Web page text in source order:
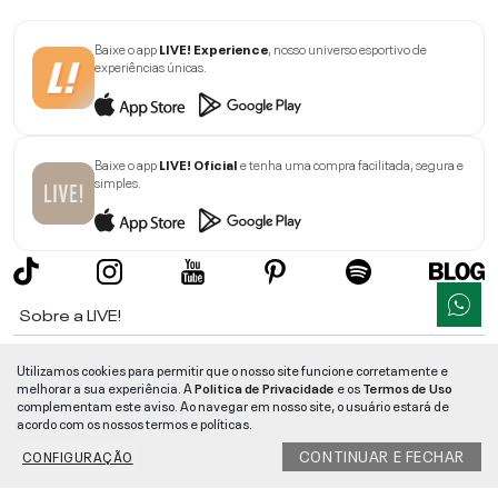
Baixe o appLIVE! Experience, nosso universo esportivo de
experiências únicas.
Baixe o appLIVE! Oficiale tenha uma compra facilitada, segura e
simples.
Sobre a LIVE!
Informações
Utilizamos cookies para permitir que o nosso site funcione corretamente e
melhorar a sua experiência. APolitica de Privacidade e osTermos de Uso
complementam este aviso. Ao navegar em nosso site, o usuário estará de
acordo com os nossos termos e políticas.
CONFIGURAÇÃO
CONTINUAR E FECHAR